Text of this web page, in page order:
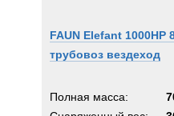
FAUN Elefant 1000HP
трубовоз вездеход
Полная масса: